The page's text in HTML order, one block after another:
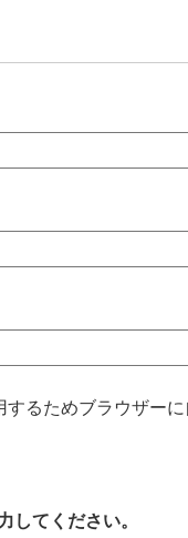
るためブラウザー
してください。